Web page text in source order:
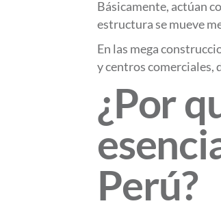
Básicamente, actúan
estructura se mueve
En las mega
y centros comerciales,
¿Por
Perú?